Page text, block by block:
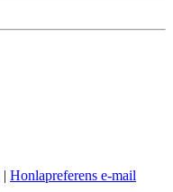
| Honlapreferens e-mail